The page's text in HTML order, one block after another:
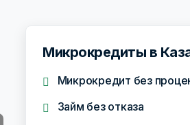
Микрокредиты в
Микрокредит без
Займ без отказа